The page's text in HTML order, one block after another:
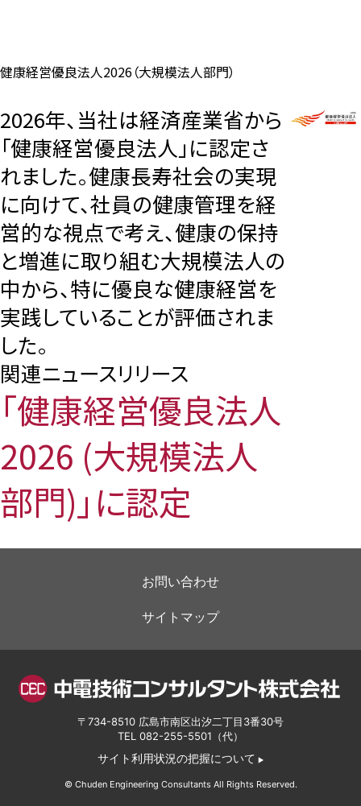
健康経営優良法人2026（大規模法人部門）
2026年、当社は経済産業省から
「健康経営優良法人」に認定さ
れました。健康長寿社会の実現
に向けて、社員の健康管理を経
営的な視点で考え、健康の保持
と増進に取り組む大規模法人の
中から、特に優良な健康経営を
実践していることが評価されま
した。
関連ニュースリリース
「健康経営優良法人
2026 (大規模法人
部門)」に認定
お問い合わせ
サイトマップ
〒734-8510 広島市南区出汐二丁目3番30号
TEL 082-255-5501 （代）
サイト利用状況の把握について
© Chuden Engineering Consultants All Rights Reserved.